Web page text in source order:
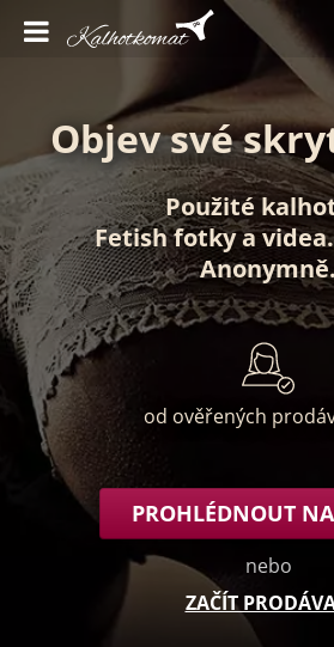
Objev své
Použité
Fetish fotkyavidea.
Anonymně
od ověřených
PROHLÉDNOUT
nebo
ZAČÍT